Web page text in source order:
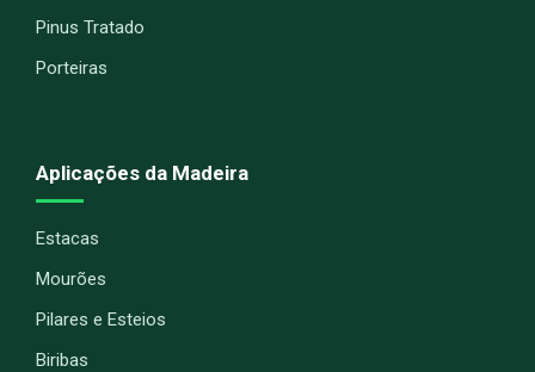
Pinus Tratado
Porteiras
Aplicações da Madeira
Estacas
Mourões
Pilares e Esteios
Biribas